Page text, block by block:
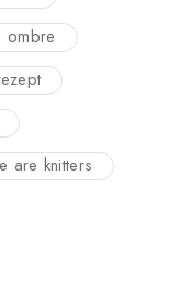
ombre
are knitters